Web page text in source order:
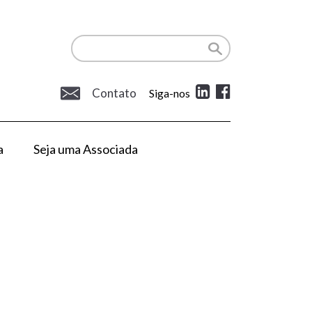
Contato Siga-nos
Seja uma Associada